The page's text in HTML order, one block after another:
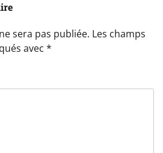
sera pas publiée. Les champs
avec *